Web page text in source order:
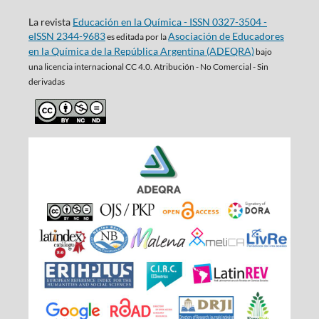
La revista Educación en la Química - ISSN 0327-3504 -
eISSN 2344-9683es editada por laAsociación de Educadores
en la Química de la República Argentina (ADEQRA)bajo
una licencia internacional CC 4.0. Atribución - No Comercial - Sin
derivadas